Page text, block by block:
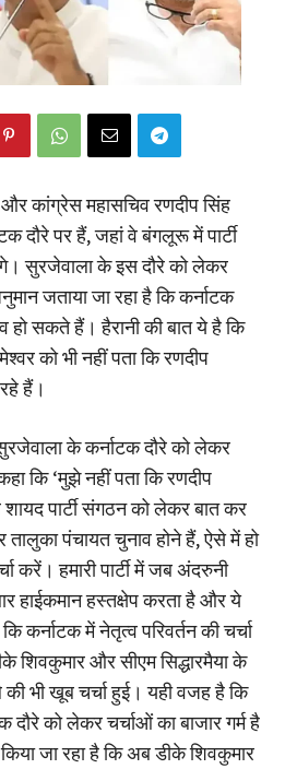
कांग्रेस महासचिव रणदीप सिंह
दौरे पर हैं, जहां वे बंगलूरू में पार्टी
सुरजेवाला के इस दौरे को लेकर
जताया जा रहा है कि कर्नाटक
सकते हैं। हैरानी की बात ये है कि
को भी नहीं पता कि रणदीप
हैं।
के कर्नाटक दौरे को लेकर
कि ‘मुझे नहीं पता कि रणदीप
पार्टी संगठन को लेकर बात कर
पंचायत चुनाव होने हैं, ऐसे में हो
करें। हमारी पार्टी में जब अंदरुनी
हाईकमान हस्तक्षेप करता है और ये
कर्नाटक में नेतृत्व परिवर्तन की चर्चा
शिवकुमार और सीएम सिद्धारमैया के
की भी खूब चर्चा हुई। यही वजह है कि
दौरे को लेकर चर्चाओं का बाजार गर्म है
किया जा रहा है कि अब डीके शिवकुमार